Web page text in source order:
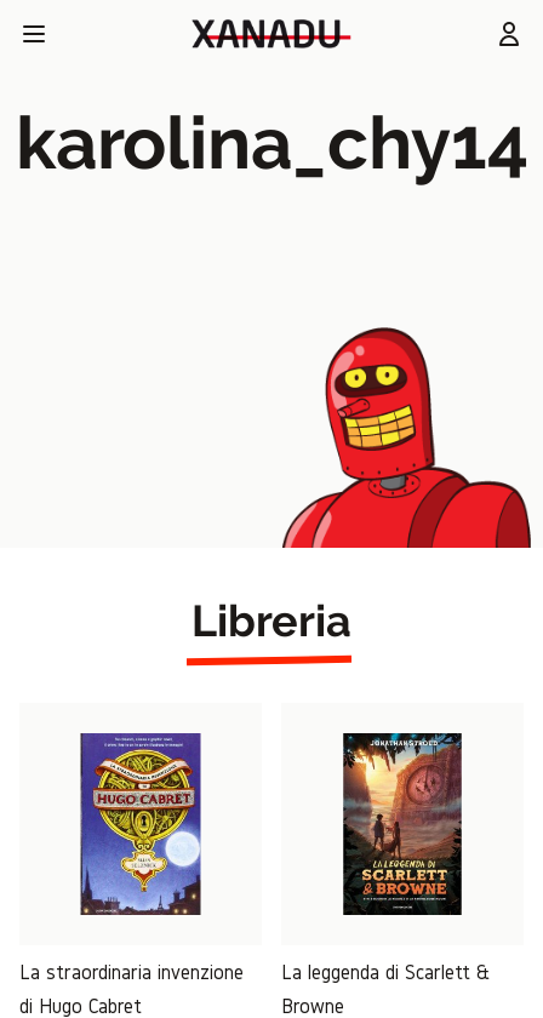
karolina_chy14
Libreria
La straordinaria invenzione
di Hugo Cabret
La leggenda di Scarlett &
Browne